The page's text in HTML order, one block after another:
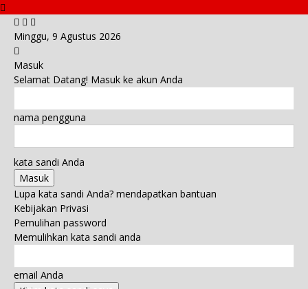
Minggu, 9 Agustus 2026
Masuk
Selamat Datang! Masuk ke akun Anda
nama pengguna
kata sandi Anda
Lupa kata sandi Anda? mendapatkan bantuan
Kebijakan Privasi
Pemulihan password
Memulihkan kata sandi anda
email Anda